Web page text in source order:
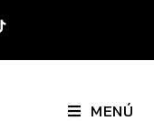
MENÚ